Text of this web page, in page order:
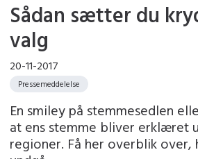
Sådan sætter du
valg
20-11-2017
Pressemeddelelse
En smiley på stemmesedlen
at ens stemme bliver erklæret
regioner. Få her overblik over,